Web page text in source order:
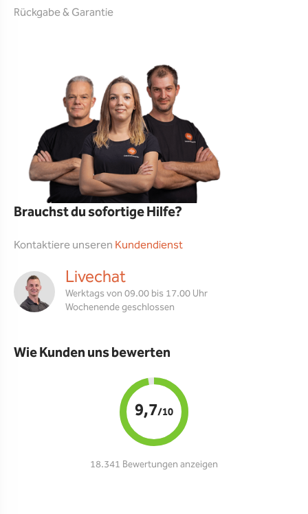
Rückgabe & Garantie
Brauchst du sofortige Hilfe?
Kontaktiere unseren Kundendienst
Livechat
Werktags von 09.00 bis 17.00 Uhr
Wochenende geschlossen
Wie Kunden uns bewerten
9,7/10
18.341 Bewertungen anzeigen